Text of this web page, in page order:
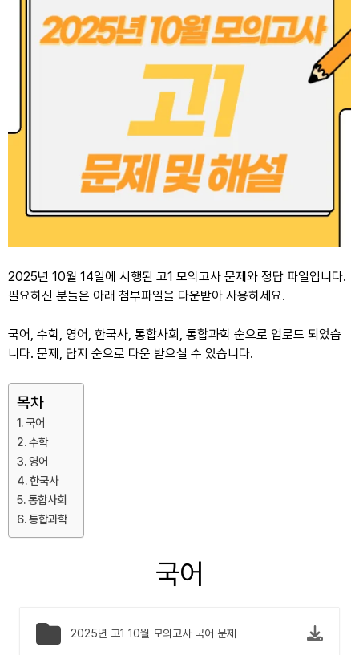
2025년 10월 14일에 시행된 고1 모의고사 문제와 정답 파일입니다.
필요하신 분들은 아래 첨부파일을 다운받아 사용하세요.
국어, 수학, 영어, 한국사, 통합사회, 통합과학 순으로 업로드 되었습
니다. 문제, 답지 순으로 다운 받으실 수 있습니다.
목차
국어
수학
영어
한국사
통합사회
통합과학
국어
2025년 고1 10월 모의고사 국어 문제